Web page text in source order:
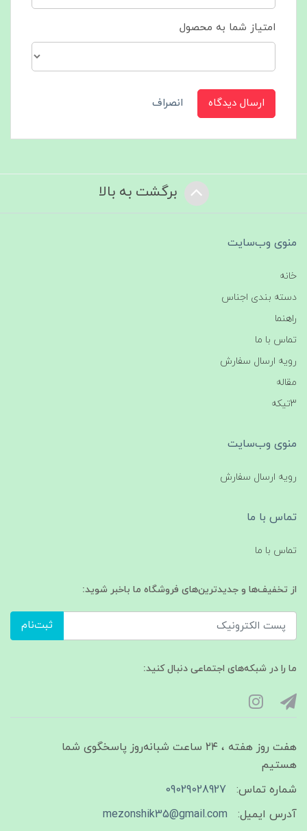
امتیاز شما به محصول
ارسال دیدگاه انصراف
برگشت به بالا
منوی وب‌سایت
خانه
دسته بندی اجناس
راهنما
تماس با ما
رویه ارسال سفارش
مقاله
3تیکه
منوی وب‌سایت
رویه ارسال سفارش
تماس با ما
تماس با ما
از تخفیف‌ها و جدیدترین‌های فروشگاه ما باخبر شوید:
ثبت‌نام
ما را در شبکه‌های اجتماعی دنبال کنید:
هفت روز هفته ، ۲۴ ساعت شبانه‌روز پاسخگوی شما
هستیم
شماره تماس:
09029028927
آدرس ایمیل:
mezonshik35@gmail.com